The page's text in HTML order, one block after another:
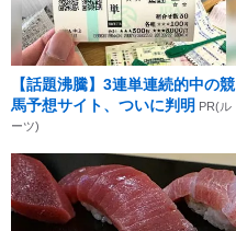
【話題沸騰】3連単連続的中の競
馬予想サイト、ついに判明 PR(ル
ーツ)